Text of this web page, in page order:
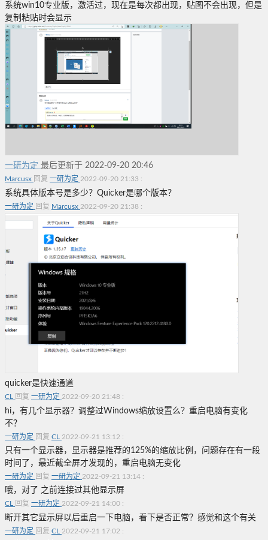
系统win10专业版，激活过，现在是每次都出现，贴图不会出现，但是
复制粘贴时会显示
一研为定 最后更新于 2022-09-20 20:46
Marcusx 回复 一研为定 2022-09-20 21:33 :
系统具体版本号是多少？ Quicker是哪个版本？
一研为定 回复 Marcusx 2022-09-20 21:38 :
quicker是快速通道
CL 回复 一研为定 2022-09-20 21:48 :
hi，有几个显示器？调整过Windows缩放设置么？重启电脑有变化
不？
一研为定 回复 CL 2022-09-21 13:12 :
只有一个显示器，显示器是推荐的125%的缩放比例，问题存在有一段
时间了，最近截全屏才发现的，重启电脑无变化
一研为定 回复 一研为定 2022-09-21 13:14 :
哦，对了 之前连接过其他显示屏
CL 回复 一研为定 2022-09-21 14:00 :
断开其它显示屏以后重启一下电脑，看下是否正常？感觉和这个有关
一研为定 回复 CL 2022-09-21 17:02 :